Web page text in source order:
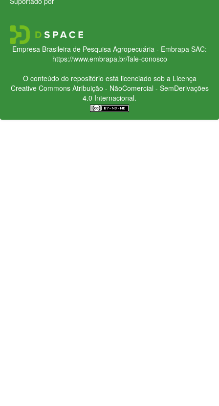
Empresa Brasileira de Pesquisa Agropecuária - Embrapa SAC:
https://www.embrapa.br/fale-conosco
O conteúdo do repositório está licenciado sob a Licença
Creative CommonsAtribuição - NãoComercial - SemDerivações
4.0 Internacional.